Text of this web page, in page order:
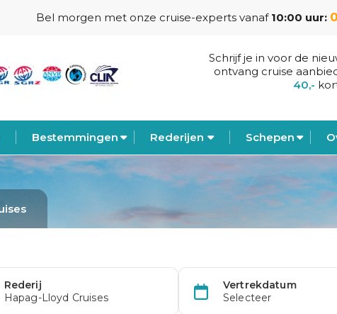
Bel morgen met onze cruise-experts vanaf 10:00 uur:
Schrijf je in voor de
ontvang cruise
40,-
Bestemmingen Rederijen Schepen